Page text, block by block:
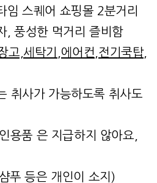
임 스퀘어 쇼핑몰 2분거리
풍성한 먹거리 즐비함
고,세탁기,에어컨,전기쿡탑,
사가 가능하도록 취사도
품 은 지급하지 않아요,
인이 소지)